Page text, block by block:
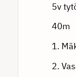
5v
40m
1.
2.